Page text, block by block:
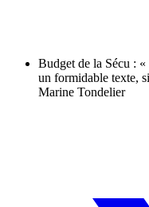
Budget de la Sécu : «
un formidable texte,
Marine Tondelier